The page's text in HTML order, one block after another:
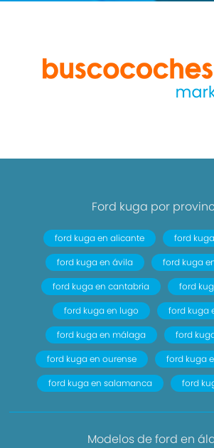
Ford kuga por
ford kuga en alicante
ford
ford kuga en ávila
ford kuga
ford kuga en cantabria
ford
ford kuga en lugo
ford kuga
ford kuga en málaga
ford
ford kuga en ourense
ford kuga
ford kuga en salamanca
ford
Modelos de ford en